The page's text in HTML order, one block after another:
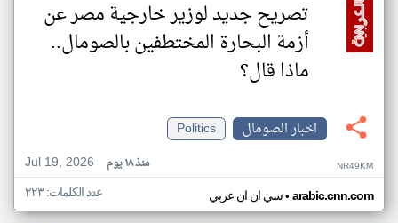
تصريح جديد لوزير خارجية مصر عن
أزمة البحارة المختطفين بالصومال..
ماذا قال؟
اخبار الصومال
Politics
Jul 19, 2026
منذ ١٨ يوم NR49KM
سي ان ان عربي• arabic.cnn.com عدد الكلمات: ٢٢٣